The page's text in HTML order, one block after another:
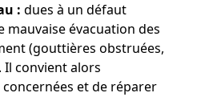
: dues à un défaut
mauvaise évacuation des
(gouttières obstruées,
Il convient alors
et de réparer